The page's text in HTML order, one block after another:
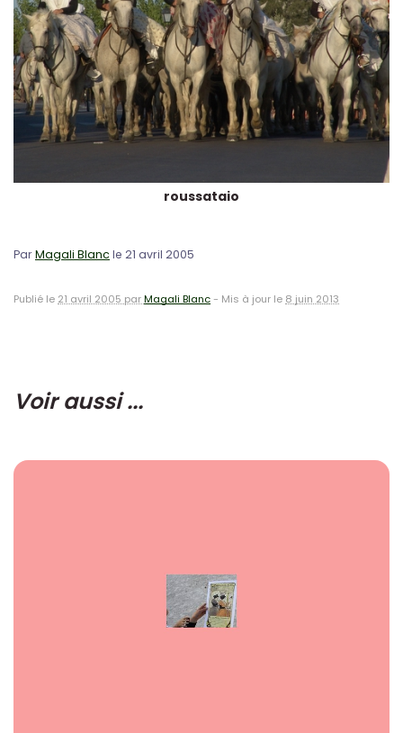
roussataio
ParMagali Blanc le 21 avril 2005
Publié le 21 avril 2005 parMagali Blanc- Mis à jour le 8 juin 2013
Voir aussi ...